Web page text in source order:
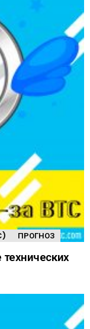
ПРОГНОЗ